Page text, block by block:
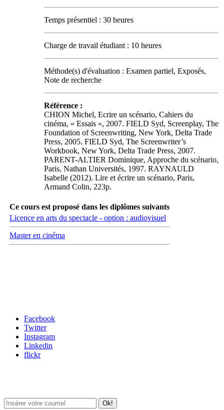
Temps présentiel : 30 heures
Charge de travail étudiant : 10 heures
Méthode(s) d'évaluation : Examen partiel, Exposés,
Note de recherche
Référence :
CHION Michel, Ecrire un scénario, Cahiers du
cinéma, « Essais », 2007. FIELD Syd, Screenplay, The
Foundation of Screenwriting, New York, Delta Trade
Press, 2005. FIELD Syd, The Screenwriter’s
Workbook, New York, Delta Trade Press, 2007.
PARENT-ALTIER Dominique, Approche du scénario,
Paris, Nathan Universités, 1997. RAYNAULD
Isabelle (2012). Lire et écrire un scénario, Paris,
Armand Colin, 223p.
Ce cours est proposé dans les diplômes suivants
Licence en arts du spectacle - option : audiovisuel
Master en cinéma
Facebook
Twitter
Instagram
Linkedin
flickr